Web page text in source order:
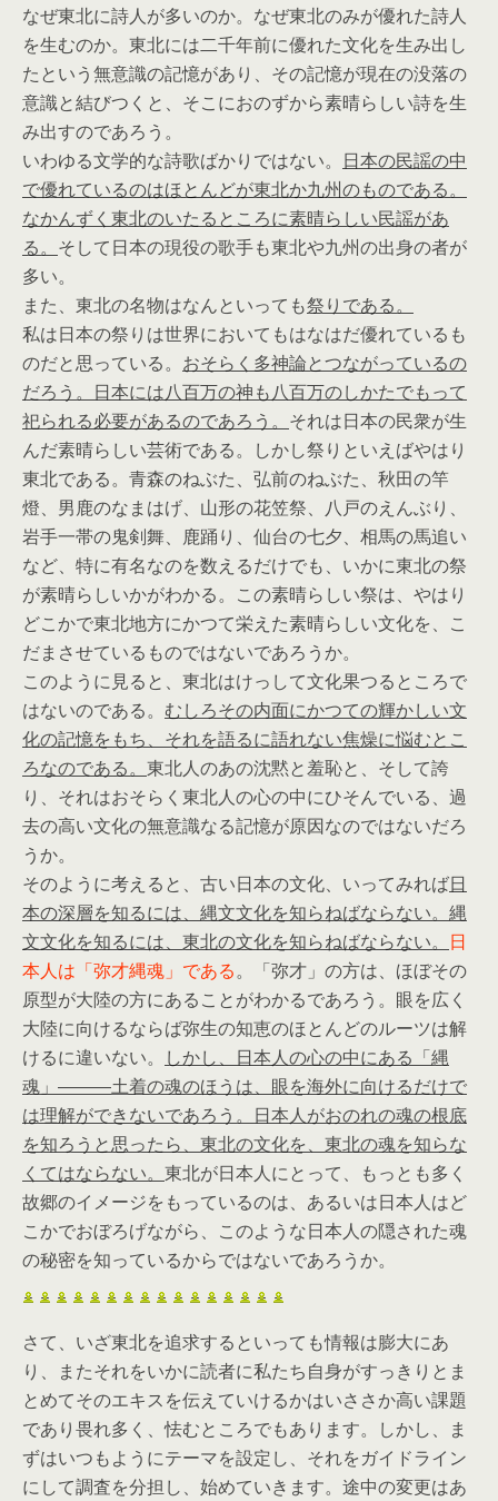
なぜ東北に詩人が多いのか。なぜ東北のみが優れた詩人
を生むのか。東北には二千年前に優れた文化を生み出し
たという無意識の記憶があり、その記憶が現在の没落の
意識と結びつくと、そこにおのずから素晴らしい詩を生
み出すのであろう。
いわゆる文学的な詩歌ばかりではない。 日本の民謡の中
で優れているのはほとんどが東北か九州のものである。
なかんずく東北のいたるところに素晴らしい民謡があ
る。 そして日本の現役の歌手も東北や九州の出身の者が
多い。
また、東北の名物はなんといっても祭りである。
私は日本の祭りは世界においてもはなはだ優れているも
のだと思っている。 おそらく多神論とつながっているの
だろう。 日本には八百万の神も八百万のしかたでもって
祀られる必要があるのであろう。 それは日本の民衆が生
んだ素晴らしい芸術である。しかし祭りといえばやはり
東北である。青森のねぶた、弘前のねぶた、秋田の竿
燈、男鹿のなまはげ、山形の花笠祭、八戸のえんぶり、
岩手一帯の鬼剣舞、鹿踊り、仙台の七夕、相馬の馬追い
など、特に有名なのを数えるだけでも、いかに東北の祭
が素晴らしいかがわかる。この素晴らしい祭は、やはり
どこかで東北地方にかつて栄えた素晴らしい文化を、こ
だまさせているものではないであろうか。
このように見ると、東北はけっして文化果つるところで
はないのである。 むしろその内面にかつての輝かしい文
化の記憶をもち、それを語るに語れない焦燥に悩むとこ
ろなのである。 東北人のあの沈黙と羞恥と、そして誇
り、それはおそらく東北人の心の中にひそんでいる、過
去の高い文化の無意識なる記憶が原因なのではないだろ
うか。
そのように考えると、古い日本の文化、いってみれば日
本の深層を知るには、縄文文化を知らねばならない。縄
文文化を知るには、東北の文化を知らねばならない。 日
本人は「弥才縄魂」である。「弥才」の方は、ほぼその
原型が大陸の方にあることがわかるであろう。眼を広く
大陸に向けるならば弥生の知恵のほとんどのルーツは解
けるに違いない。
しかし、日本人の心の中にある「縄
魂」―――土着の魂のほうは、眼を海外に向けるだけで
は理解ができないであろう。日本人がおのれの魂の根底
を知ろうと思ったら、東北の文化を、東北の魂を知らな
くてはならない。 東北が日本人にとって、もっとも多く
故郷のイメージをもっているのは、あるいは日本人はど
こかでおぼろげながら、このような日本人の隠された魂
の秘密を知っているからではないであろうか。
さて、いざ東北を追求するといっても情報は膨大にあ
り、またそれをいかに読者に私たち自身がすっきりとま
とめてそのエキスを伝えていけるかはいささか高い課題
であり畏れ多く、怯むところでもあります。しかし、ま
ずはいつもようにテーマを設定し、それをガイドライン
にして調査を分担し、始めていきます。途中の変更はあ